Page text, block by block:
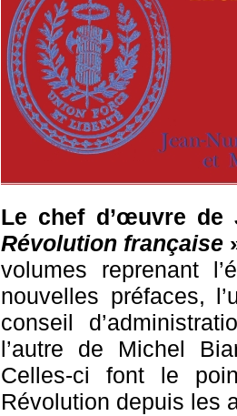
Le chef d’œuvre de
Révolution française
volumes reprenant
nouvelles préfaces,
conseil
l’autre de Michel
Celles-ci font le
Révolution depuis les